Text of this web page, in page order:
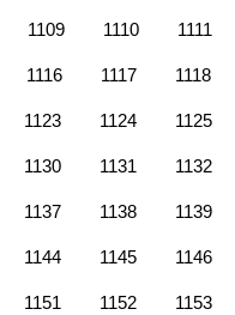
1109 1110 1111
1116 1117 1118
1123 1124 1125
1130 1131 1132
1137 1138 1139
1144 1145 1146
1151 1152 1153